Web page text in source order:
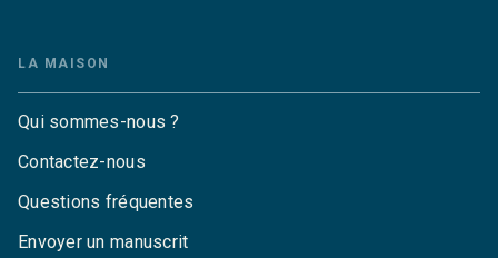
LA MAISON
Qui sommes-nous ?
Contactez-nous
Questions fréquentes
Envoyer un manuscrit